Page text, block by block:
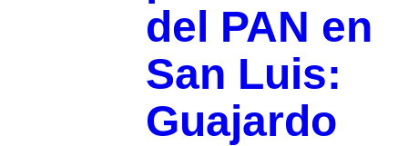
del PAN en
San Luis:
Guajardo